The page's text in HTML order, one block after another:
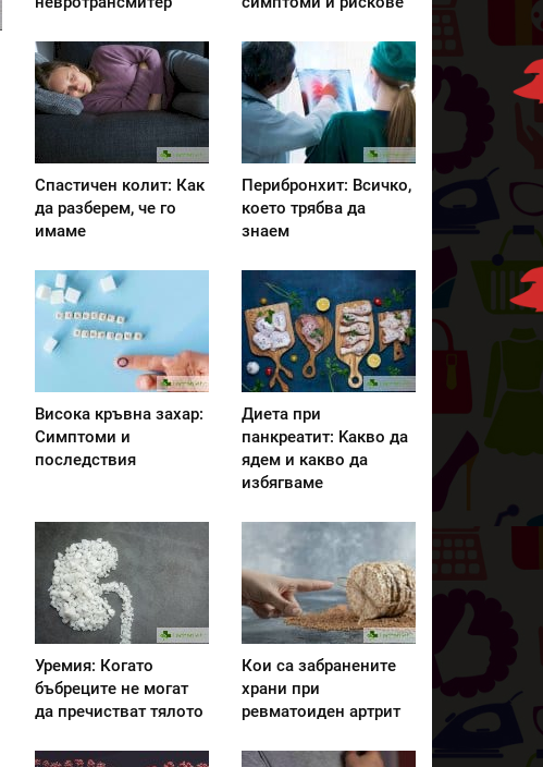
Спастичен колит: Как
да разберем, че го
имаме
Перибронхит: Всичко,
което трябва да
знаем
Висока кръвна захар:
Симптоми и
последствия
Диета при
панкреатит: Kакво да
ядем и какво да
избягваме
Уремия: Когато
бъбреците не могат
да пречистват тялото
Кои са забранените
храни при
ревматоиден артрит